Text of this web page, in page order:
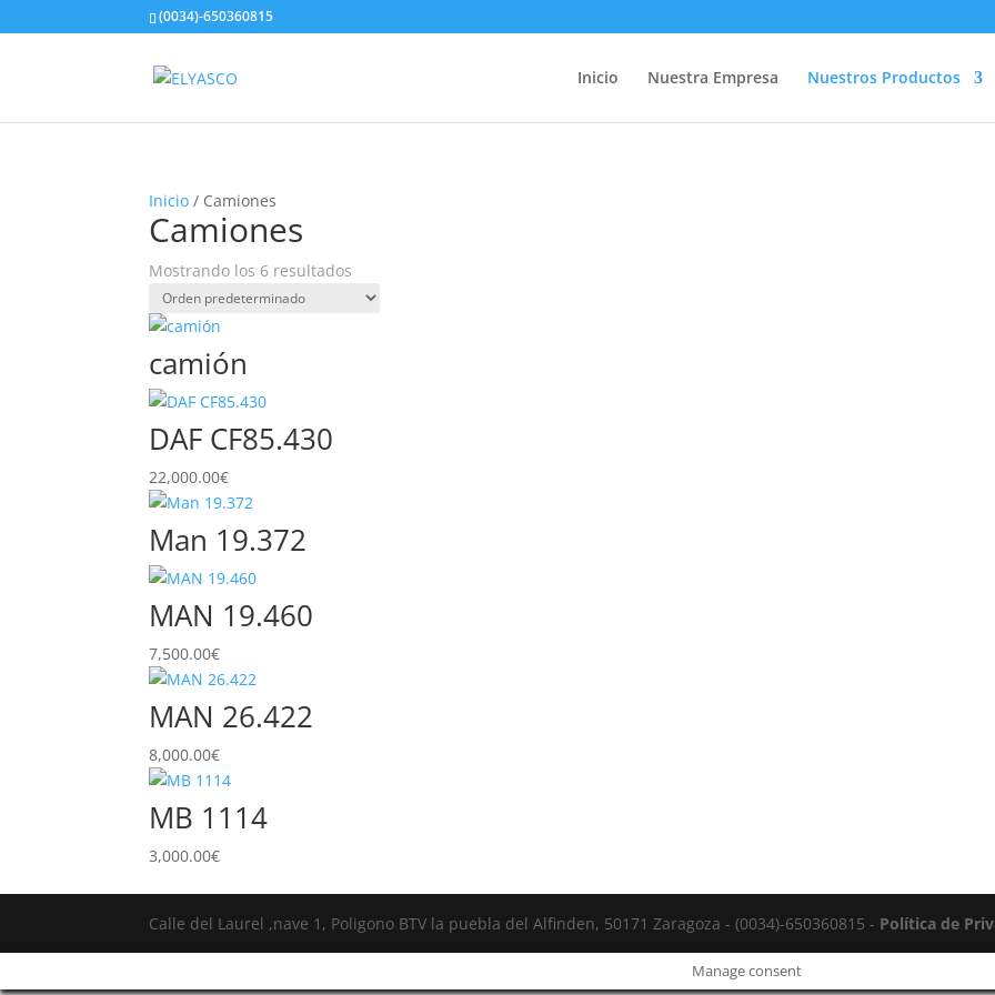
(0034)-650360815
Inicio Nuestra Empresa Nuestros Productos
Inicio / Camiones
Camiones
Mostrando los 6 resultados
camión
DAF CF85.430
22,000.00€
Man 19.372
MAN 19.460
7,500.00€
MAN 26.422
8,000.00€
MB 1114
3,000.00€
Calle del Laurel ,nave 1, Poligono BTV la puebla del Alfinden, 50171 Zaragoza - (0034)-650360815 - Política de
Manage consent